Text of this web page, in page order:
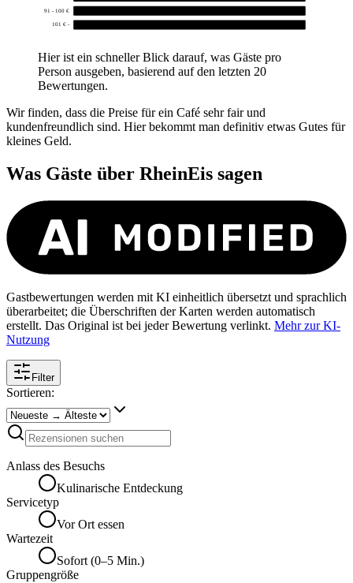
91 - 100 €
101 € -
Hier ist ein schneller Blick darauf, was Gäste pro
Person ausgeben, basierend auf den letzten 20
Bewertungen.
Wir finden, dass die Preise für ein Café sehr fair und
kundenfreundlich sind. Hier bekommt man definitiv etwas Gutes für
kleines Geld.
Was Gäste über RheinEis sagen
Gastbewertungen werden mit KI einheitlich übersetzt und sprachlich
überarbeitet; die Überschriften der Karten werden automatisch
erstellt. Das Original ist bei jeder Bewertung verlinkt. Mehr zur KI-
Nutzung
Filter
Sortieren:
Anlass des Besuchs
Kulinarische Entdeckung
Servicetyp
Vor Ort essen
Wartezeit
Sofort (0–5 Min.)
Gruppengröße